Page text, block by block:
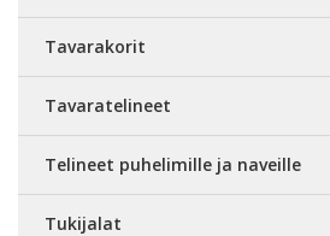
Tavarakorit
Tavaratelineet
Telineet puhelimille ja naveille
Tukijalat